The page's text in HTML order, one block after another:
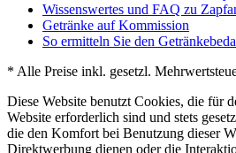
Wissenswertes und FAQ zu
Getränke auf Kommission
So ermitteln Sie den
* Alle Preise inkl. gesetzl.
Diese Website benutzt Cookies, die für
Website erforderlich sind und stets
die den Komfort bei Benutzung dieser
Direktwerbung dienen oder die